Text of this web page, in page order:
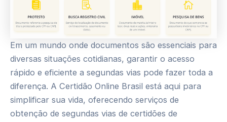
Em um mundo onde documentos são essenciais para
diversas situações cotidianas, garantir o acesso
rápido e eficiente a segundas vias pode fazer toda a
diferença. A Certidão Online Brasil está aqui para
simplificar sua vida, oferecendo serviços de
obtenção de segundas vias de certidões de